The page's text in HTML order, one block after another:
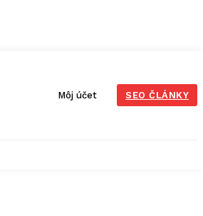
Môj účet SEO ČLÁNKY